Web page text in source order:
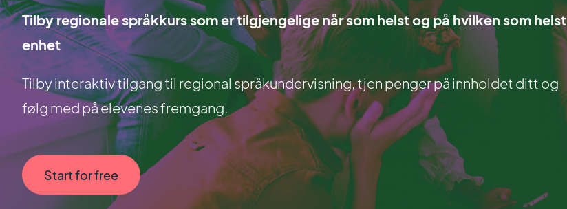
Tilby regionale språkkurs som er tilgjengelige når som helst og på hvilken som helst
enhet
Tilby interaktiv tilgang til regional språkundervisning, tjen penger på innholdet ditt og
følg med på elevenes fremgang.
Start for free